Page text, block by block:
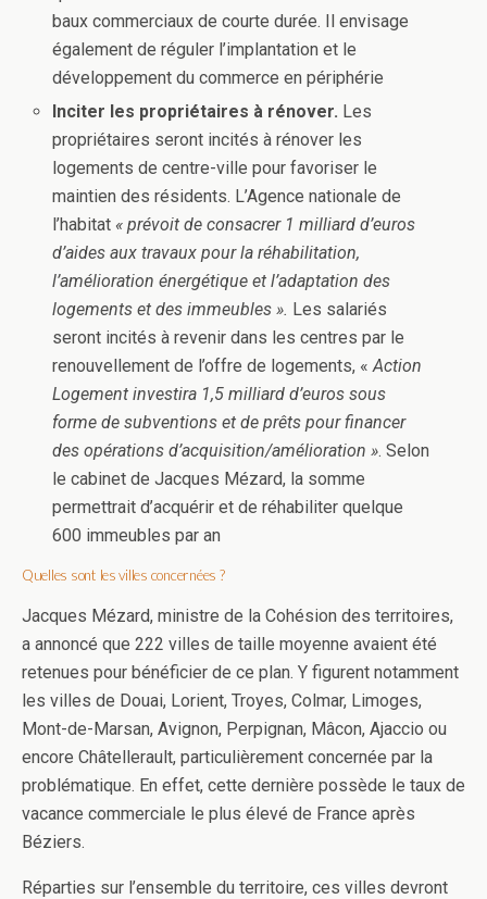
baux commerciaux de courte durée. Il envisage
également de réguler l’implantation et le
développement du commerce en périphérie
Inciter les propriétaires à rénover. Les
propriétaires seront incités à rénover les
logements de centre-ville pour favoriser le
maintien des résidents. L’Agence nationale de
l’habitat « prévoit de consacrer 1 milliard d’euros
d’aides aux travaux pour la réhabilitation,
l’amélioration énergétique et l’adaptation des
logements et des immeubles ». Les salariés
seront incités à revenir dans les centres par le
renouvellement de l’offre de logements, «Action
Logement investira 1,5 milliard d’euros sous
forme de subventions et de prêts pour financer
des opérations d’acquisition/amélioration ». Selon
le cabinet de Jacques Mézard, la somme
permettrait d’acquérir et de réhabiliter quelque
600 immeubles par an
Quelles sont les villes concernées ?
Jacques Mézard, ministre de la Cohésion des territoires,
a annoncé que 222 villes de taille moyenne avaient été
retenues pour bénéficier de ce plan. Y figurent notamment
les villes de Douai, Lorient, Troyes, Colmar, Limoges,
Mont-de-Marsan, Avignon, Perpignan, Mâcon, Ajaccio ou
encore Châtellerault, particulièrement concernée par la
problématique. En effet, cette dernière possède le taux de
vacance commerciale le plus élevé de France après
Béziers.
Réparties sur l’ensemble du territoire, ces villes devront